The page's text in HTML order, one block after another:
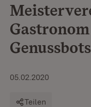
05.02.2020
Teilen